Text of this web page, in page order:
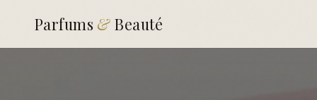
Parfums &Beauté